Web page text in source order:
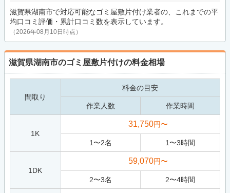
滋賀県湖南市で対応可能なゴミ屋敷片付け業者の、これまでの平
均口コミ評価・累計口コミ数を表示しています。
（2026年08月10日時点）
滋賀県湖南市のゴミ屋敷片付けの料金相場
間取り
料金の目安
作業人数 作業時間
1K
31,750円〜
1〜2名 1〜3時間
1DK
59,070円〜
2〜3名 2〜4時間